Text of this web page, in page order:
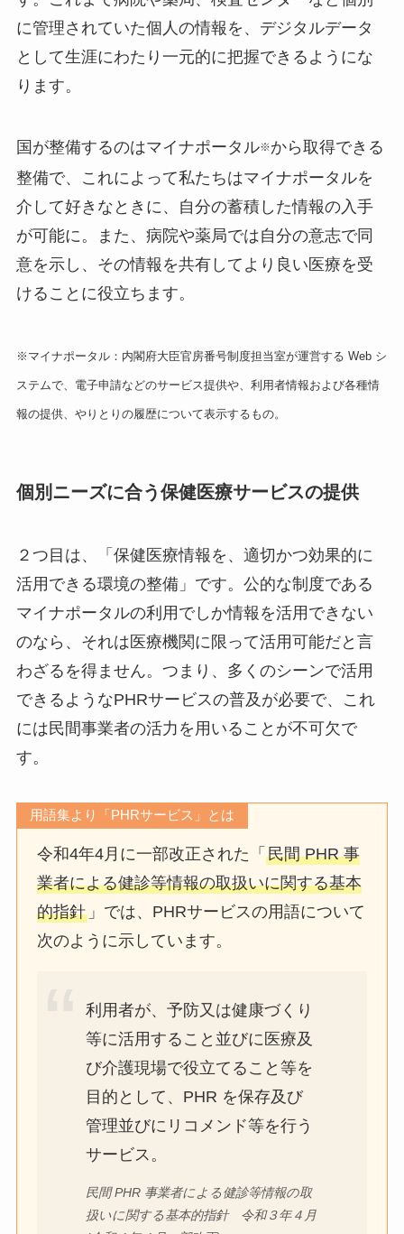
に管理されていた個人の情報を、デジタルデータ
として生涯にわたり一元的に把握できるようにな
ります。
国が整備するのはマイナポータル※から取得できる
整備で、これによって私たちはマイナポータルを
介して好きなときに、自分の蓄積した情報の入手
が可能に。また、病院や薬局では自分の意志で同
意を示し、その情報を共有してより良い医療を受
けることに役立ちます。
※マイナポータル：内閣府大臣官房番号制度担当室が運営する Web シ
ステムで、電子申請などのサービス提供や、利用者情報および各種情
報の提供、やりとりの履歴について表示するもの。
個別ニーズに合う保健医療サービスの提供
２つ目は、「保健医療情報を、適切かつ効果的に
活用できる環境の整備」です。公的な制度である
マイナポータルの利用でしか情報を活用できない
のなら、それは医療機関に限って活用可能だと言
わざるを得ません。つまり、多くのシーンで活用
できるようなPHRサービスの普及が必要で、これ
には民間事業者の活力を用いることが不可欠で
す。
用語集より「PHRサービス」とは
令和4年4月に一部改正された「民間 PHR 事
業者による健診等情報の取扱いに関する基本
的指針 」では、PHRサービスの用語について
次のように示しています。
利用者が、予防又は健康づくり
等に活用すること並びに医療及
び介護現場で役立てること等を
目的として、PHR を保存及び
管理並びにリコメンド等を行う
サービス。
民間 PHR 事業者による健診等情報の取
扱いに関する基本的指針 令和３年４月